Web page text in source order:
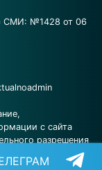
СМИ: №1428 от 06
с сайта
разрешения